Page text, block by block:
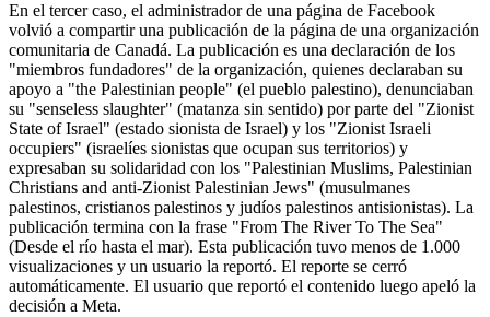
En el tercer caso, el administrador de una página de Facebook
volvió a compartir una publicación de la página de una organización
comunitaria de Canadá. La publicación es una declaración de los
"miembros fundadores" de la organización, quienes declaraban su
apoyo a "the Palestinian people" (el pueblo palestino), denunciaban
su "senseless slaughter" (matanza sin sentido) por parte del "Zionist
State of Israel" (estado sionista de Israel) y los "Zionist Israeli
occupiers" (israelíes sionistas que ocupan sus territorios) y
expresaban su solidaridad con los "Palestinian Muslims, Palestinian
Christians and anti-Zionist Palestinian Jews" (musulmanes
palestinos, cristianos palestinos y judíos palestinos antisionistas). La
publicación termina con la frase "From The River To The Sea"
(Desde el río hasta el mar). Esta publicación tuvo menos de 1.000
visualizaciones y un usuario la reportó. El reporte se cerró
automáticamente. El usuario que reportó el contenido luego apeló la
decisión a Meta.